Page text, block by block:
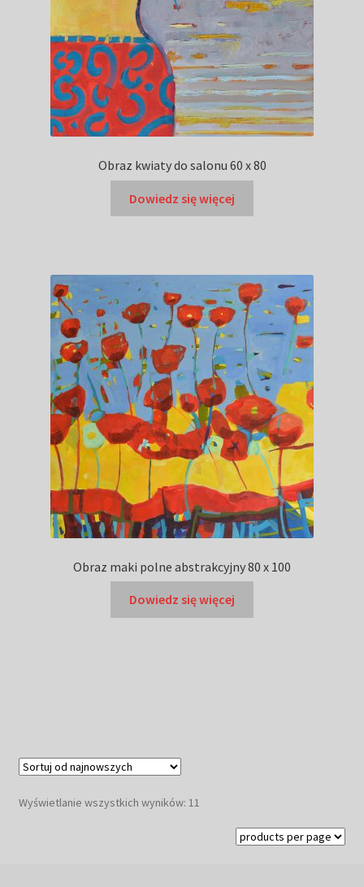
Obraz kwiaty do salonu 60 x 80
Dowiedz się więcej
Obraz maki polne abstrakcyjny 80 x 100
Dowiedz się więcej
Wyświetlanie wszystkich wyników: 11
najnowszych